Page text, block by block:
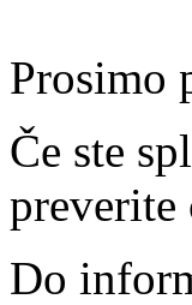
Prosimo
Če ste
preverite
Do